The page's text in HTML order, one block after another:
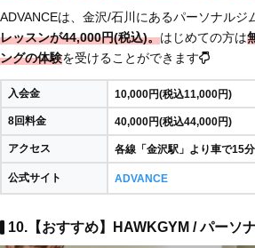
ADVANCEは、金沢/石川にあるパーソナルジ
レッスンが44,000円(税込)。はじめての方は
ングの体験を受けることができます
入会金 10,000円(税込11,000円)
8回料金 40,000円(税込44,000円)
アクセス 各線「金沢駅」より車で15分
公式サイト ADVANCE
10.【おすすめ】HAWKGYM / パーソ